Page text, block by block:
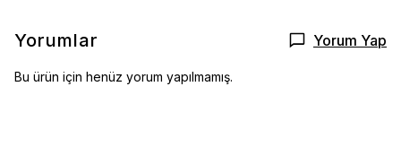
Yorumlar Yorum Yap
Bu ürün için henüz yorum yapılmamış.